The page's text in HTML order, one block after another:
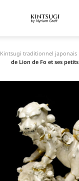
Kintsugi traditionnel japonais
de Lion de Fo et ses petits